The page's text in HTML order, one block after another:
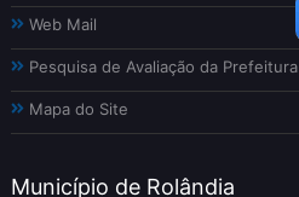
Web Mail
Pesquisa de Avaliação da Prefeitura
Mapa do Site
Município de Rolândia